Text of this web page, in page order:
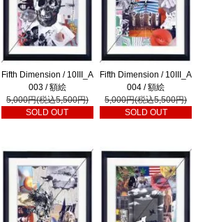
Fifth Dimension / 10III_A
003 / 額絵
5,000円(税込5,500円)
SOLD OUT
Fifth Dimension / 10III_A
004 / 額絵
5,000円(税込5,500円)
SOLD OUT